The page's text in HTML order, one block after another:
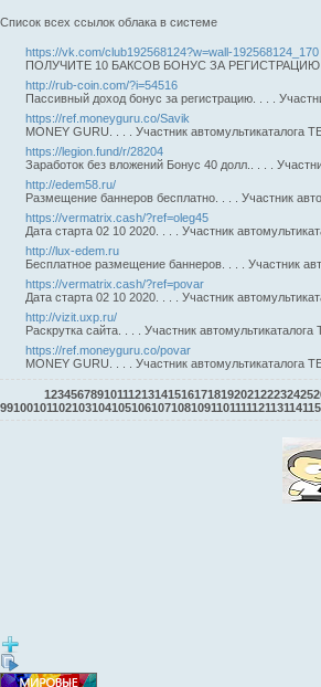
Список всех ссылок облака в системе
https://vk.com/club192568124?w=wall-192568124_170
ПОЛУЧИТЕ 10 БАКСОВ БОНУС ЗА РЕГИСТРАЦИЮ . . .
http://rub-coin.com/?i=54516
Пассивный доход бонус за регистрацию. . . .
https://ref.moneyguru.co/Savik
MONEY GURU. . . . Участник автомультикаталога
https://legion.fund/r/28204
Заработок без вложений Бонус 40 долл.. . . .
http://edem58.ru/
Размещение баннеров бесплатно. . . . Участник
https://vermatrix.cash/?ref=oleg45
Дата старта 02 10 2020. . . . Участник
http://lux-edem.ru
Бесплатное размещение баннеров. . . . Участник
https://vermatrix.cash/?ref=povar
Дата старта 02 10 2020. . . . Участник
http://vizit.uxp.ru/
Раскрутка сайта. . . . Участник
https://ref.moneyguru.co/povar
MONEY GURU. . . . Участник автомультикаталога
12345678910111213141516171819202122232425
99100101102103104105106107108109110111112113114115